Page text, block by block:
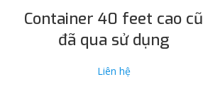
Container 40 feet cao cũ
đã qua sử dụng
Liên hệ